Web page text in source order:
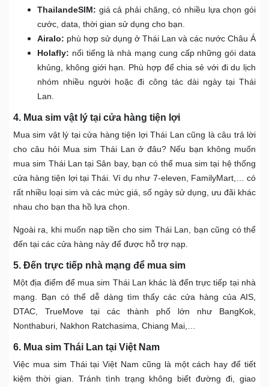
ThailandeSIM: giá cả phải chăng, có nhiều lựa chọn gói
cước, data, thời gian sử dụng cho bạn.
Airalo: phù hợp sử dụng ở Thái Lan và các nước Châu Á
Holafly: nổi tiếng là nhà mạng cung cấp những gói data
khủng, không giới hạn. Phù hợp để chia sẻ với đi du lịch
nhóm nhiều người hoặc đi công tác dài ngày tại Thái
Lan.
4. Mua sim vật lý tại cửa hàng tiện lợi
Mua sim vật lý tại cửa hàng tiện lợi Thái Lan cũng là câu trả lời
cho câu hỏi Mua sim Thái Lan ở đâu? Nếu bạn không muốn
mua sim Thái Lan tại Sân bay, bạn có thể mua sim tại hệ thống
cửa hàng tiện lợi tại Thái. Ví dụ như 7-eleven, FamilyMart,… có
rất nhiều loại sim và các mức giá, số ngày sử dụng, ưu đãi khác
nhau cho bạn tha hồ lựa chọn.
Ngoài ra, khi muốn nạp tiền cho sim Thái Lan, bạn cũng có thể
đến tại các cửa hàng này để được hỗ trợ nạp.
5. Đến trực tiếp nhà mạng để mua sim
Một địa điểm để mua sim Thái Lan khác là đến trực tiếp tại nhà
mạng. Bạn có thể dễ dàng tìm thấy các cửa hàng của AIS,
DTAC, TrueMove tại các thành phố lớn như BangKok,
Nonthaburi, Nakhon Ratchasima, Chiang Mai,…
6. Mua sim Thái Lan tại Việt Nam
Việc mua sim Thái tại Việt Nam cũng là một cách hay để tiết
kiệm thời gian. Tránh tình trạng không biết đường đi, giao